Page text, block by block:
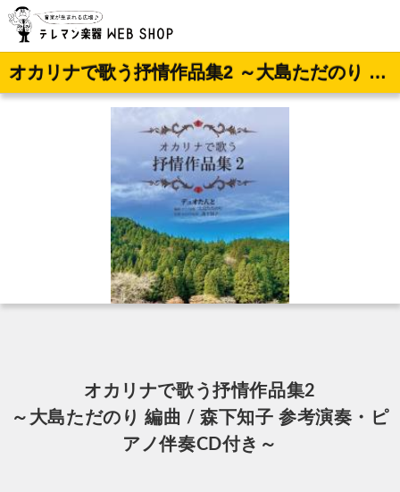
オカリナで歌う抒情作品集2 ～大島ただのり 編曲 / 森下知子 参考演奏・ピアノ伴奏CD付き～
オカリナで歌う抒情作品集2
～大島ただのり 編曲 / 森下知子 参考演奏・ピ
アノ伴奏CD付き～